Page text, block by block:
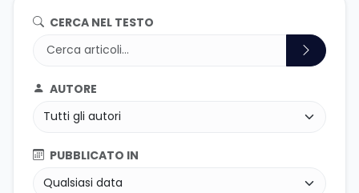
CERCA NEL TESTO
AUTORE
PUBBLICATO IN